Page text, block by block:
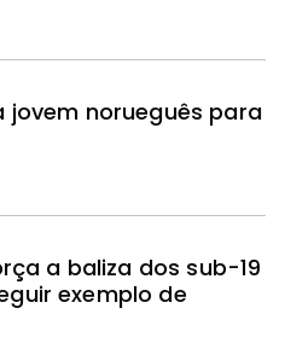
norueguês para
a baliza dos sub-19
exemplo de